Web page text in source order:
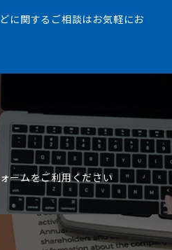
に関するご相談はお気軽にお
ームをご利用ください